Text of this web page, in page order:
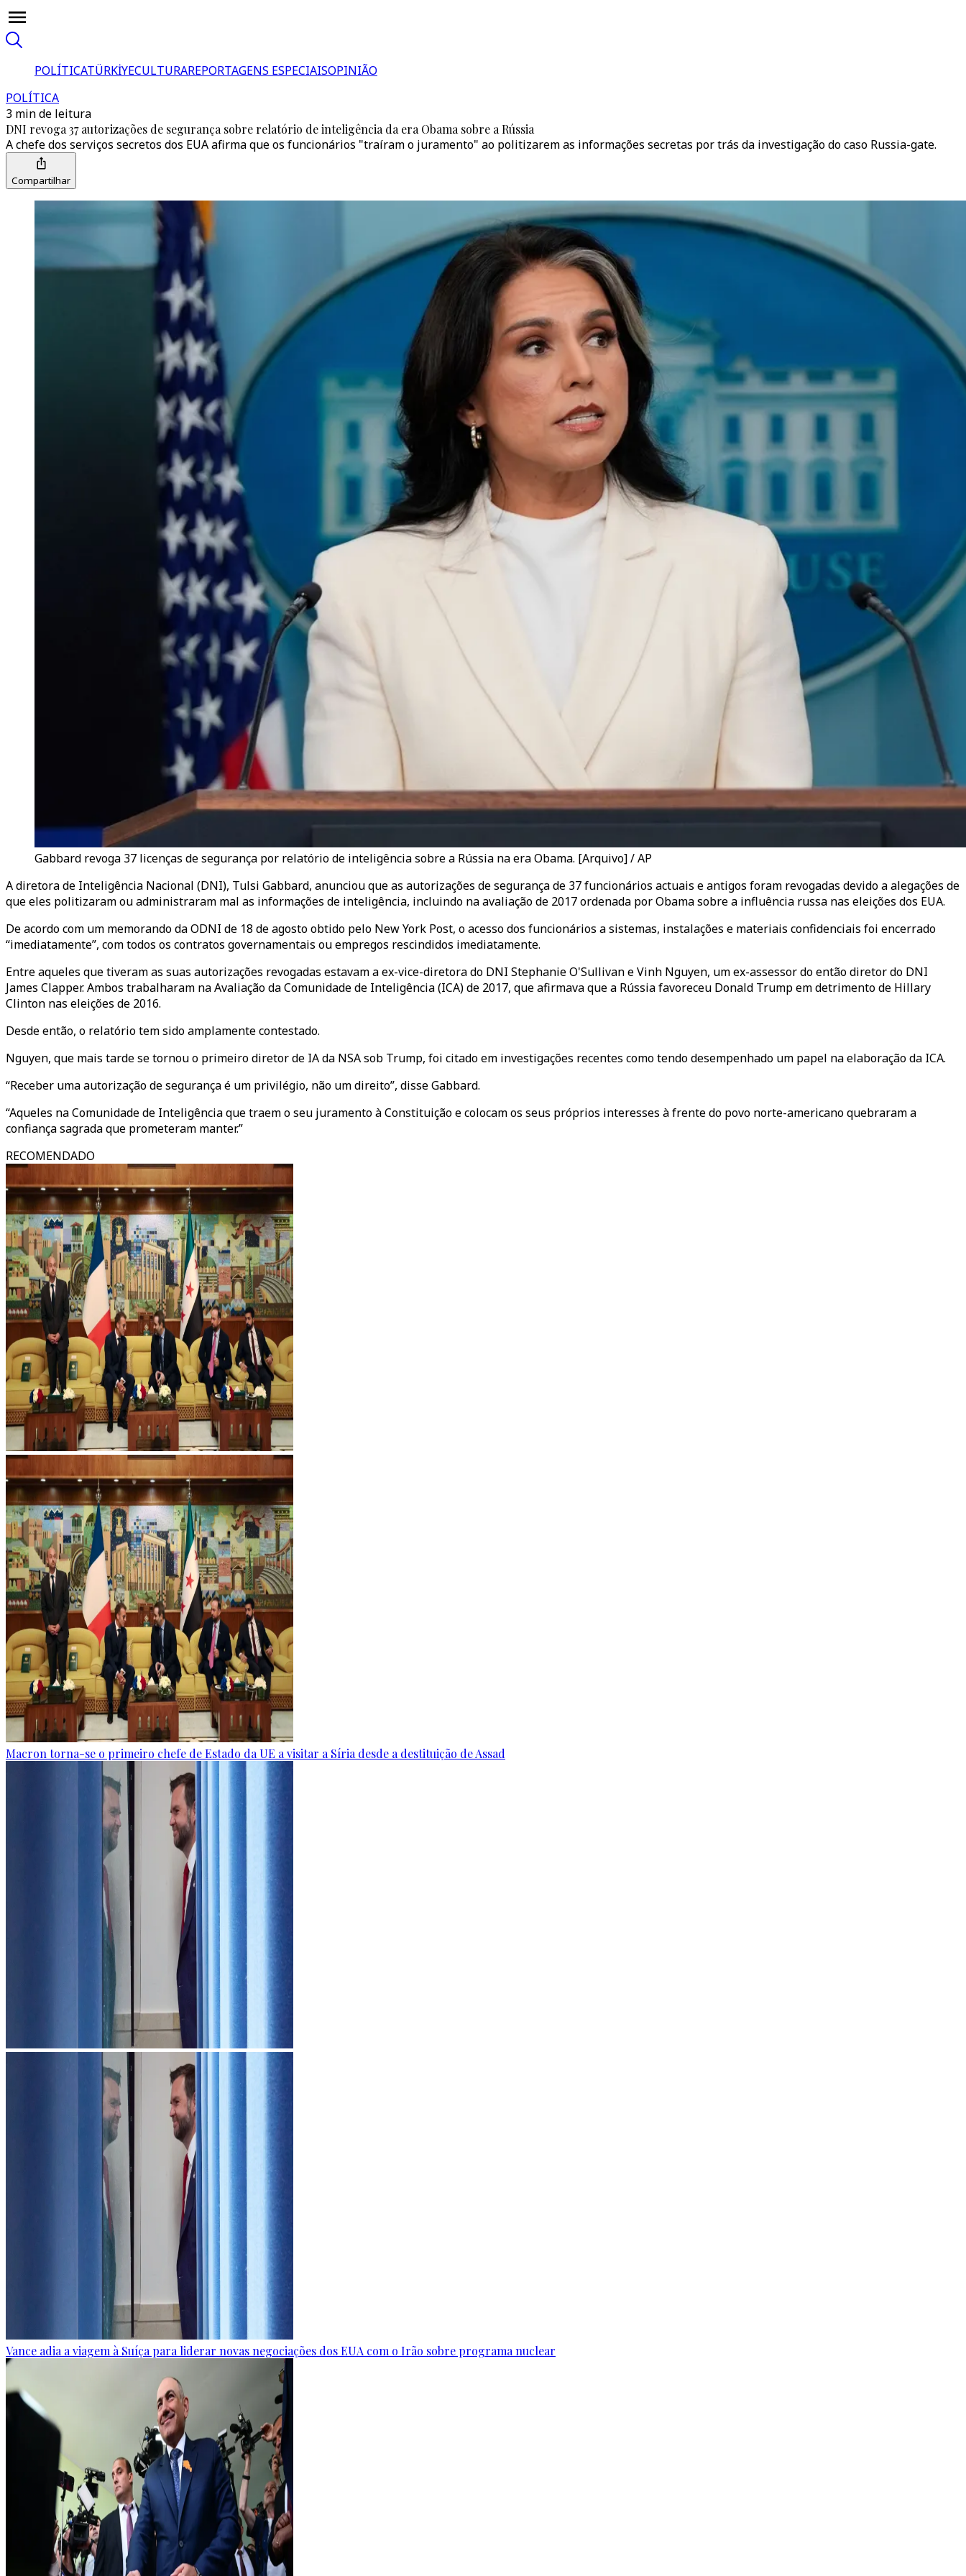
POLÍTICATÜRKİYECULTURAREPORTAGENS ESPECIAISOPINIÃO
POLÍTICA
3 min de leitura
DNI revoga 37 autorizações de segurança sobre relatório de inteligência da era Obama sobre a Rússia
A chefe dos serviços secretos dos EUA afirma que os funcionários "traíram o juramento" ao politizarem as informações secretas por trás da investigação do caso Russia-gate.
Compartilhar
Gabbard revoga 37 licenças de segurança por relatório de inteligência sobre a Rússia na era Obama. [Arquivo] / AP
A diretora de Inteligência Nacional (DNI), Tulsi Gabbard, anunciou que as autorizações de segurança de 37 funcionários actuais e antigos foram revogadas devido a alegações de
que eles politizaram ou administraram mal as informações de inteligência, incluindo na avaliação de 2017 ordenada por Obama sobre a influência russa nas eleições dos EUA.
De acordo com um memorando da ODNI de 18 de agosto obtido pelo New York Post, o acesso dos funcionários a sistemas, instalações e materiais confidenciais foi encerrado
“imediatamente”, com todos os contratos governamentais ou empregos rescindidos imediatamente.
Entre aqueles que tiveram as suas autorizações revogadas estavam a ex-vice-diretora do DNI Stephanie O'Sullivan e Vinh Nguyen, um ex-assessor do então diretor do DNI
James Clapper. Ambos trabalharam na Avaliação da Comunidade de Inteligência (ICA) de 2017, que afirmava que a Rússia favoreceu Donald Trump em detrimento de Hillary
Clinton nas eleições de 2016.
Desde então, o relatório tem sido amplamente contestado.
Nguyen, que mais tarde se tornou o primeiro diretor de IA da NSA sob Trump, foi citado em investigações recentes como tendo desempenhado um papel na elaboração da ICA.
“Receber uma autorização de segurança é um privilégio, não um direito”, disse Gabbard.
“Aqueles na Comunidade de Inteligência que traem o seu juramento à Constituição e colocam os seus próprios interesses à frente do povo norte-americano quebraram a
confiança sagrada que prometeram manter.”
RECOMENDADO
Macron torna-se o primeiro chefe de Estado da UE a visitar a Síria desde a destituição de Assad
Vance adia a viagem à Suíça para liderar novas negociações dos EUA com o Irão sobre programa nuclear